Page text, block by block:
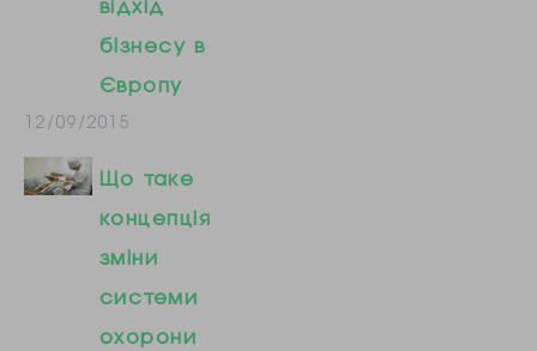
бізнесу в
Європу
12/09/2015
Що таке
концепція
зміни
системи
охорони